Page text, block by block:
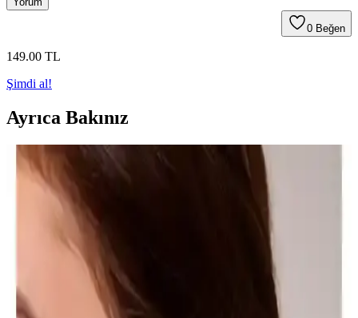
0 Beğen
149.00 TL
Şimdi al!
Ayrıca Bakınız
Venüs Accessory H Harfli Çelik Kolye: Şık ve
Dayanıklı Modern Takı Tasarımı
Venüs Accessory H Harfli Çelik Kolye, modern tasarımı ve
paslanmaz çelik yapısıyla şıklık ve dayanıklılığı bir arada sunar.
Günlük ve özel kullanımlar için uygun, cilt dostu ve estetik bir
Monalisa Kadın L Boy Kahverengi Tonlar 50'li
Lastik Toka Seti Şıklık ve Fonksiyonellik Bir Arada